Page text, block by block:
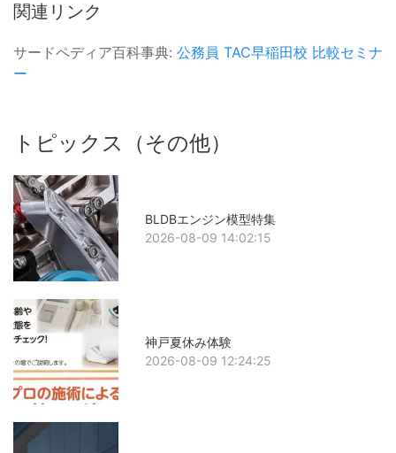
関連リンク
サードペディア百科事典: 公務員 TAC早稲田校 比較セミナ
ー
トピックス（その他）
BLDBエンジン模型特集
2026-08-09 14:02:15
神戸夏休み体験
2026-08-09 12:24:25